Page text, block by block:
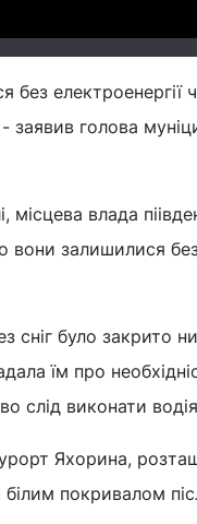
без електроенергії
заявив голова
влада
залишилися
сніг було закрито
їм про
слід виконати
Яхорина,
покривалом